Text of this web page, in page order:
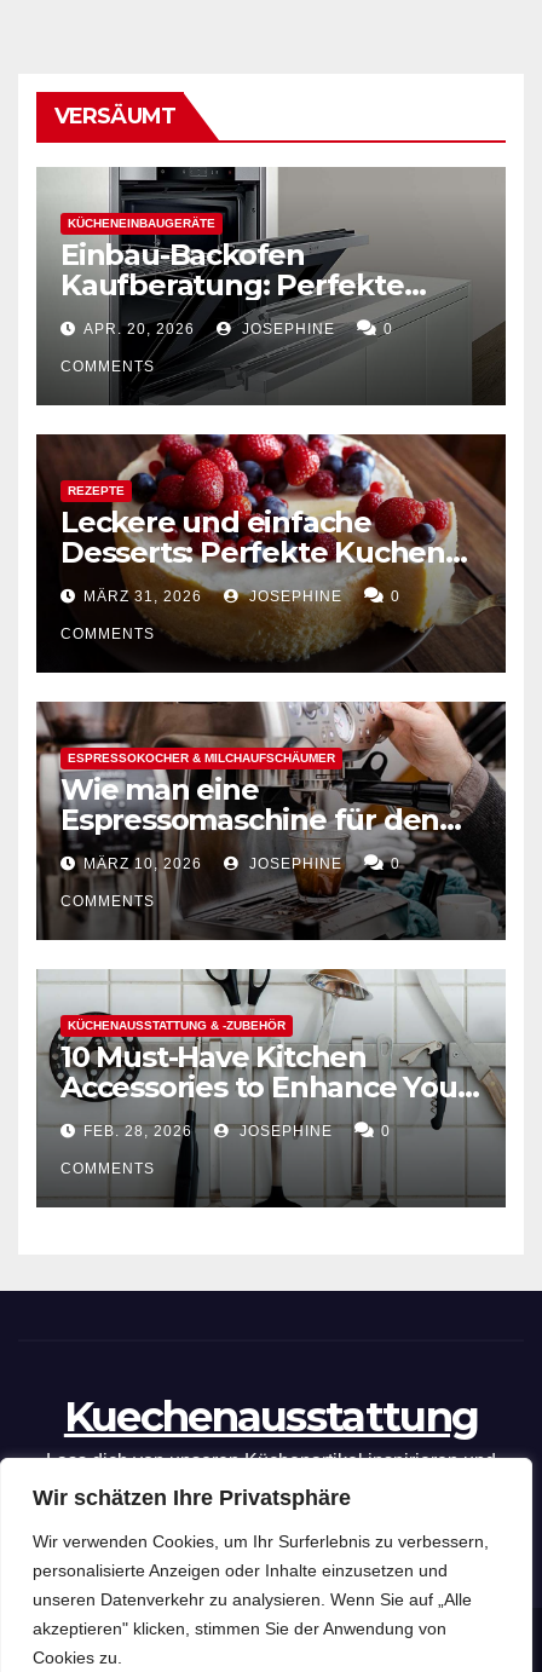
Wir schätzen Ihre Privatsphäre
Wir verwenden Cookies, um Ihr Surferlebnis zu verbessern,
personalisierte Anzeigen oder Inhalte einzusetzen und
unseren Datenverkehr zu analysieren. Wenn Sie auf „Alle
akzeptieren" klicken, stimmen Sie der Anwendung von
Cookies zu.
VERSÄUMT
KÜCHENEINBAUGERÄTE
Einbau-Backofen
Kaufberatung: Perfekte
Kombination von Funktion
und Design
APR. 20, 2026 JOSEPHINE 0
COMMENTS
REZEPTE
Leckere und einfache
Desserts: Perfekte Kuchen
mühelos backen
MÄRZ 31, 2026 JOSEPHINE 0
COMMENTS
ESPRESSOKOCHER & MILCHAUFSCHÄUMER
Wie man eine
Espressomaschine für den
Hausgebrauch auswählt
MÄRZ 10, 2026 JOSEPHINE 0
COMMENTS
KÜCHENAUSSTATTUNG & -ZUBEHÖR
10 Must-Have Kitchen
Accessories to Enhance Your
Cooking Efficiency
FEB. 28, 2026 JOSEPHINE 0
COMMENTS
Kuechenausstattung
Lass dich von unseren Küchenartikel inspirieren und
optimiere deine kulinarischen Fähigkeiten mit unseren
praktischen Tipps und Tricks.